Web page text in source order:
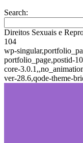
Search:
Direitos Sexuais e
104
wp-
portfolio_page,postid-
core-
ver-28.6,qode-theme-